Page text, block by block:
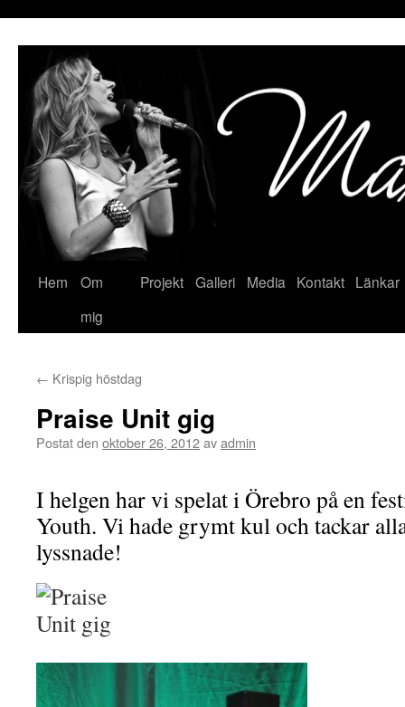
Hem
Om
mig
Projekt Galleri Media Kontakt Länkar
← Krispig höstdag
Praise Unit gig
Postat den oktober 26, 2012avadmin
I helgen har vi spelat i Örebro på en
Youth. Vi hade grymt kul och tackar
lyssnade!